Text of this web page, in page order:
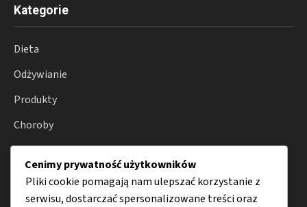
Kategorie
Dieta
Odżywianie
Produkty
Choroby
Zdrowie
Porady
Cenimy prywatność użytkowników
Pliki cookie pomagają nam ulepszać korzystanie z
serwisu, dostarczać spersonalizowane treści oraz